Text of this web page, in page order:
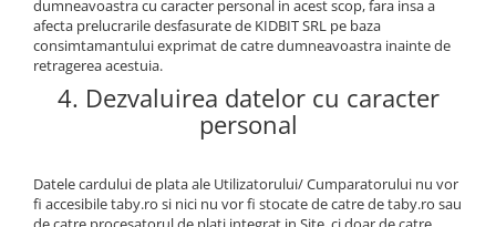
dumneavoastra cu caracter personal in acest scop, fara insa a
afecta prelucrarile desfasurate de KIDBIT SRL pe baza
consimtamantului exprimat de catre dumneavoastra inainte de
retragerea acestuia.
4. Dezvaluirea datelor cu caracter
personal
Datele cardului de plata ale Utilizatorului/ Cumparatorului nu vor
fi accesibile taby.ro si nici nu vor fi stocate de catre de taby.ro sau